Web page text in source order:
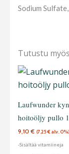
Sodium
Tutustu myös
Laufwunder
hoitoöljy pullo
9,10€ (7,25€ alv. 0%)
-Sisältää vitamiineja